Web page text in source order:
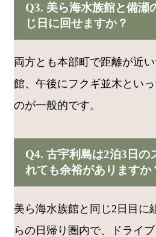
Q3. 美ら海水族館と備瀬
じ日に回せますか？
両方とも本部町で距離が近
館、午後にフクギ並木とい
のが一般的です。
Q4. 古宇利島は2泊3日の
れても余裕がありますか
美ら海水族館と同じ2日目に
らの日帰り圏内で、ドライ